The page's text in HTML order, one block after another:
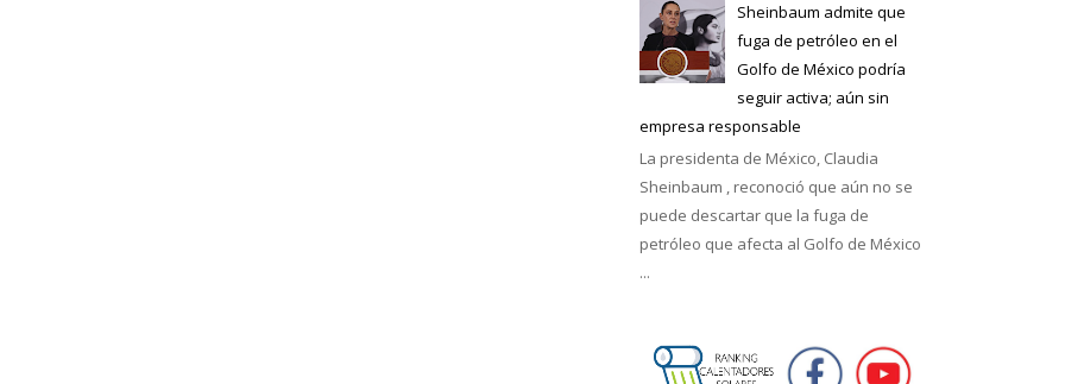
Sheinbaum admite que
fuga de petróleo en el
Golfo de México podría
seguir activa; aún sin
empresa responsable
La presidenta de México, Claudia
Sheinbaum , reconoció que aún no se
puede descartar que la fuga de
petróleo que afecta al Golfo de México
...